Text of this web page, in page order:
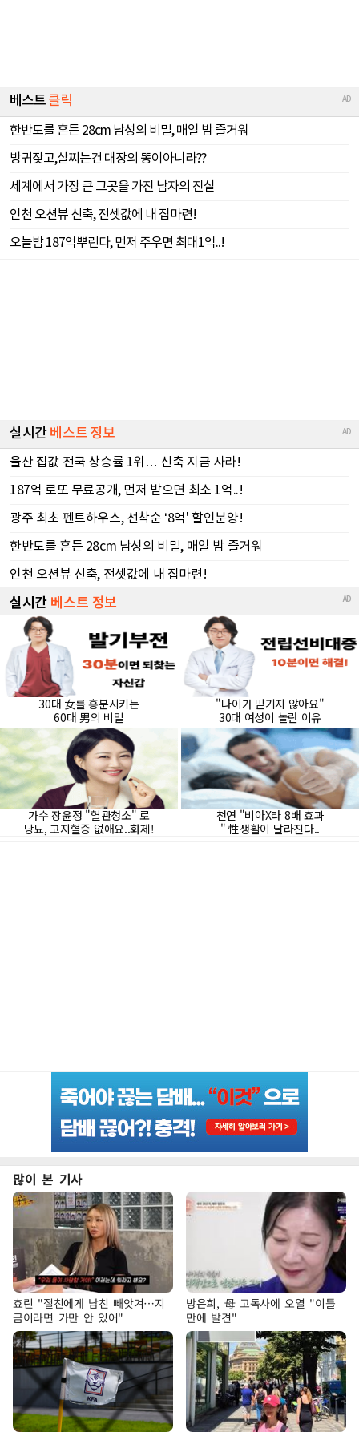
많이 본 기사
효린 "절친에게 남친 빼앗겨…지
금이라면 가만 안 있어"
방은희, 母 고독사에 오열 "이틀
만에 발견"